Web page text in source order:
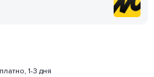
1-3 дня